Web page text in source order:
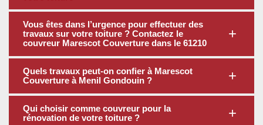
Vous êtes dans l’urgence pour effectuer des
travaux sur votre toiture ? Contactez le
couvreur Marescot Couverture dans le 61210
Quels travaux peut-on confier à Marescot
Couverture à Menil Gondouin ?
Qui choisir comme couvreur pour la
rénovation de votre toiture ?